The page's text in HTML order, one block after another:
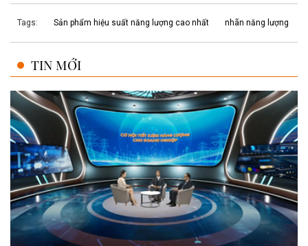
Tags: Sản phẩm hiệu suất năng lượng cao nhất nhãn năng lượng
TIN MỚI